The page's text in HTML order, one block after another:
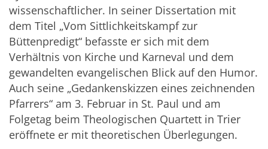
wissenschaftlicher. In seiner Dissertation mit
dem Titel „Vom Sittlichkeitskampf zur
Büttenpredigt“ befasste er sich mit dem
Verhältnis von Kirche und Karneval und dem
gewandelten evangelischen Blick auf den Humor.
Auch seine „Gedankenskizzen eines zeichnenden
Pfarrers“ am 3. Februar in St. Paul und am
Folgetag beim Theologischen Quartett in Trier
eröffnete er mit theoretischen Überlegungen.